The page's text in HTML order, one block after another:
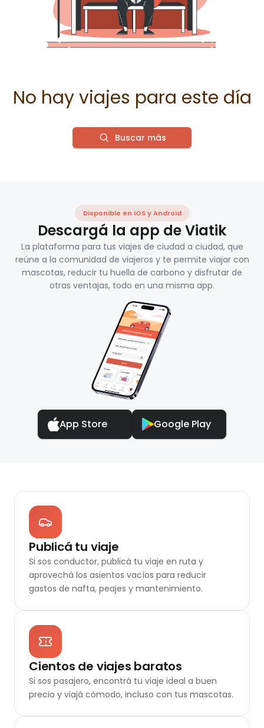
No hay viajes para este día
Buscar más
Disponible en iOS y Android
Descargá la app de Viatik
La plataforma para tus viajes de ciudad a ciudad, que
reúne a la comunidad de viajeros y te permite viajar con
mascotas, reducir tu huella de carbono y disfrutar de
otras ventajas, todo en una misma app.
App Store Google Play
Publicá tu viaje
Si sos conductor, publicá tu viaje en ruta y
aprovechá los asientos vacíos para reducir
gastos de nafta, peajes y mantenimiento.
Cientos de viajes baratos
Si sos pasajero, encontrá tu viaje ideal a buen
precio y viajá cómodo, incluso con tus mascotas.